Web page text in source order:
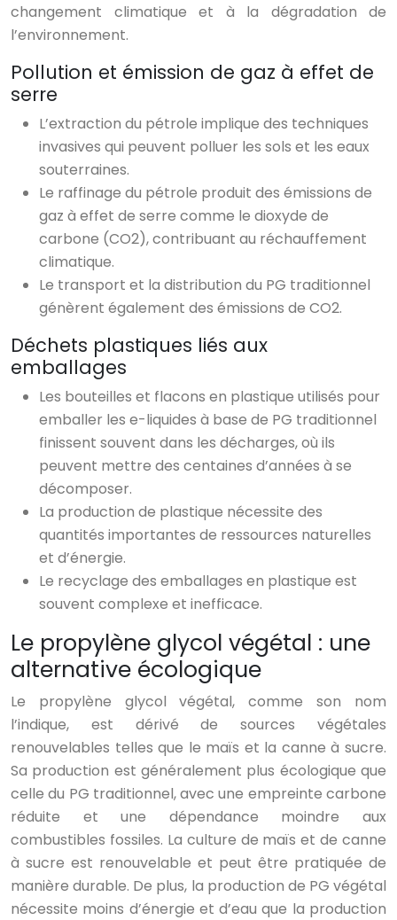
changement climatique et à la dégradation de
l’environnement.
Pollution et émission de gaz à effet de
serre
L’extraction du pétrole implique des techniques
invasives qui peuvent polluer les sols et les eaux
souterraines.
Le raffinage du pétrole produit des émissions de
gaz à effet de serre comme le dioxyde de
carbone (CO2), contribuant au réchauffement
climatique.
Le transport et la distribution du PG traditionnel
génèrent également des émissions de CO2.
Déchets plastiques liés aux
emballages
Les bouteilles et flacons en plastique utilisés pour
emballer les e-liquides à base de PG traditionnel
finissent souvent dans les décharges, où ils
peuvent mettre des centaines d’années à se
décomposer.
La production de plastique nécessite des
quantités importantes de ressources naturelles
et d’énergie.
Le recyclage des emballages en plastique est
souvent complexe et inefficace.
Le propylène glycol végétal : une
alternative écologique
Le propylène glycol végétal, comme son nom
l’indique, est dérivé de sources végétales
renouvelables telles que le maïs et la canne à sucre.
Sa production est généralement plus écologique que
celle du PG traditionnel, avec une empreinte carbone
réduite et une dépendance moindre aux
combustibles fossiles. La culture de maïs et de canne
à sucre est renouvelable et peut être pratiquée de
manière durable. De plus, la production de PG végétal
nécessite moins d’énergie et d’eau que la production